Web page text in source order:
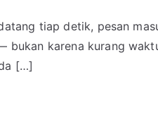
tiap detik, pesan
karena kurang
[…]